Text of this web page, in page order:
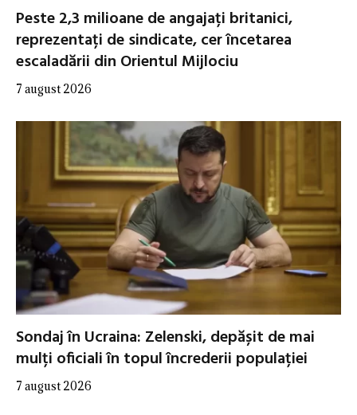
Peste 2,3 milioane de angajați britanici,
reprezentați de sindicate, cer încetarea
escaladării din Orientul Mijlociu
7 august 2026
Sondaj în Ucraina: Zelenski, depășit de mai
mulți oficiali în topul încrederii populației
7 august 2026